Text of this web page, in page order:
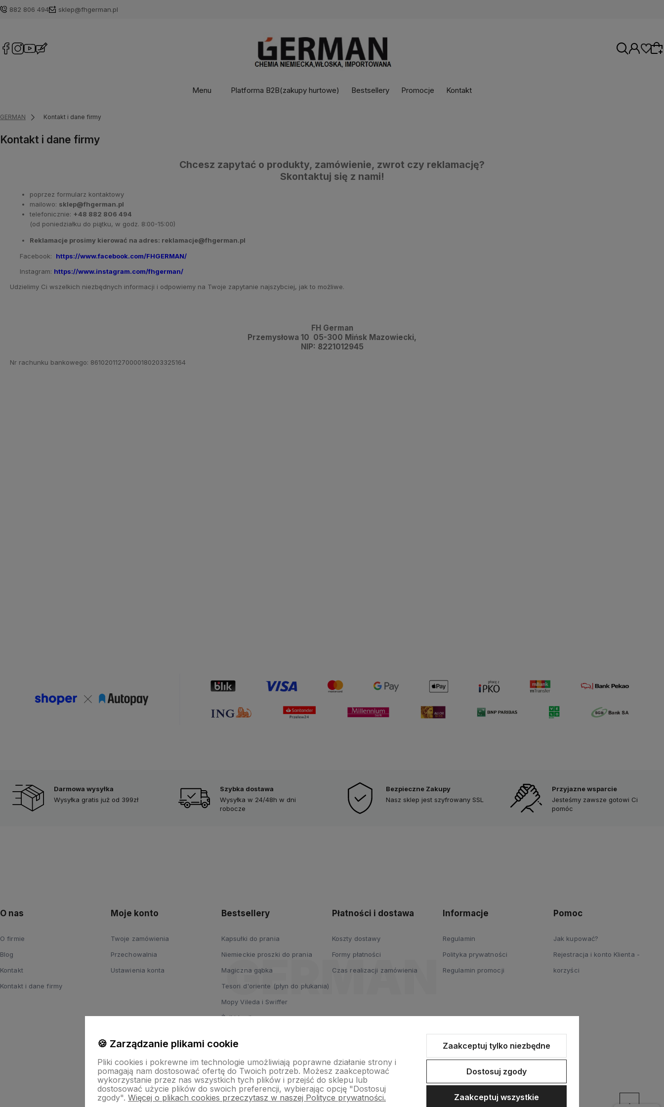
882 806 494 sklep@fhgerman.pl
Menu Platforma B2B(zakupy hurtowe) Bestsellery Promocje Kontakt
GERMAN Kontakt i dane firmy
Kontakt i dane firmy
Chcesz zapytać o produkty, zamówienie, zwrot czy reklamację?
Skontaktuj się z nami!
poprzez formularz kontaktowy
mailowo: sklep@fhgerman.pl
telefonicznie: +48 882 806 494
(od poniedziałku do piątku, w godz. 8:00-15:00)
Reklamacje prosimy kierować na adres: reklamacje@fhgerman.pl
Facebook: https://www.facebook.com/FHGERMAN/
Instagram: https://www.instagram.com/fhgerman/
Udzielimy Ci wszelkich niezbędnych informacji i odpowiemy na Twoje zapytanie najszybciej, jak to możliwe.
FH German
Przemysłowa 10 05-300 Mińsk Mazowiecki,
NIP: 8221012945
Nr rachunku bankowego: 86102011270000180203325164
Darmowa wysyłka
Wysyłka gratis już od 399zł
Szybka dostawa
Wysyłka w 24/48h w dni
robocze
Bezpieczne Zakupy
Nasz sklep jest szyfrowany SSL
Przyjazne wsparcie
Jesteśmy zawsze gotowi Ci
pomóc
O nas
O firmie
Blog
Kontakt
Kontakt i dane firmy
Moje konto
Twoje zamówienia
Przechowalnia
Ustawienia konta
Bestsellery
Kapsułki do prania
Niemieckie proszki do prania
Magiczna gąbka
Tesori d'oriente (płyn do płukania)
Mopy Vileda i Swiffer
Żelki haribo
Swiffer do kurzu
Płatności i dostawa
Koszty dostawy
Formy płatności
Czas realizacji zamówienia
Informacje
Regulamin
Polityka prywatności
Regulamin promocji
Pomoc
Jak kupować?
Rejestracja i konto Klienta -
korzyści
🍪 Zarządzanie plikami cookie
Pliki cookies i pokrewne im technologie umożliwiają poprawne działanie strony i
pomagają nam dostosować ofertę do Twoich potrzeb. Możesz zaakceptować
wykorzystanie przez nas wszystkich tych plików i przejść do sklepu lub
dostosować użycie plików do swoich preferencji, wybierając opcję "Dostosuj
zgody". Więcej o plikach cookies przeczytasz w naszej Polityce prywatności.
Zaakceptuj tylko niezbędne
Dostosuj zgody
Zaakceptuj wszystkie